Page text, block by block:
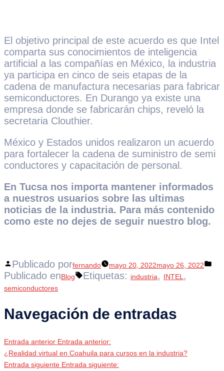
El objetivo principal de este acuerdo es que Intel
comparta sus conocimientos de inteligencia
artificial a las compañías en México, la industria
ya participa en cinco de seis etapas de la
cadena de manufactura necesarias para fabricar
semiconductores. En Durango ya existe una
empresa donde se fabricarán chips, reveló la
secretaria Clouthier.
México y Estados unidos realizaron un acuerdo
para fortalecer la cadena de suministro de semi
conductores y capacitación de personal.
En Tucsa nos importa mantener informados
a nuestros usuarios sobre las ultimas
noticias de la industria. Para más contenido
como este no dejes de seguir nuestro blog.
Publicado porfernando mayo 20, 2022mayo 26, 2022
Publicado enBlog Etiquetas: industria, INTEL ,
semiconductores
Navegación de entradas
Entrada anterior Entrada anterior:
¿Realidad virtual en Coahuila para cursos en la industria?
Entrada siguiente Entrada siguiente: